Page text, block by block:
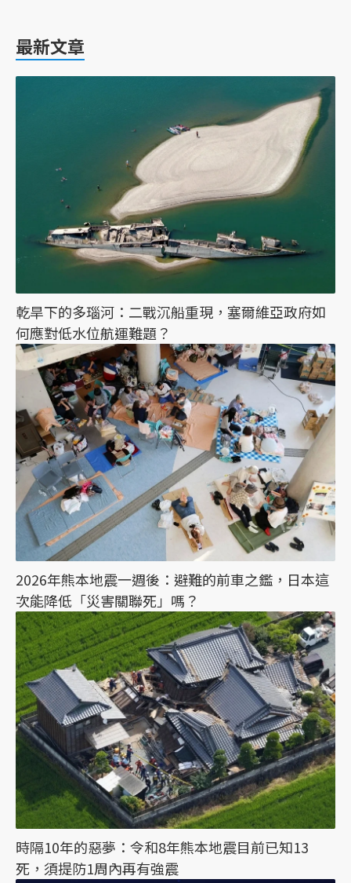
最新文章
乾旱下的多瑙河：二戰沉船重現，塞爾維亞政府如
何應對低水位航運難題？
2026年熊本地震一週後：避難的前車之鑑，日本這
次能降低「災害關聯死」嗎？
時隔10年的惡夢：令和8年熊本地震目前已知13
死，須提防1周內再有強震